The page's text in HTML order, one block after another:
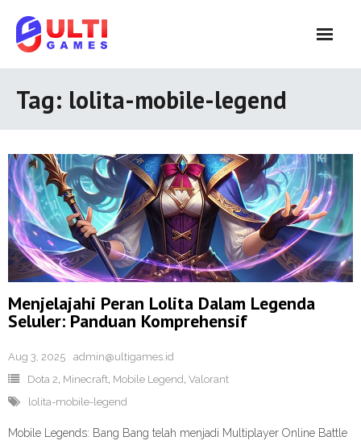
content
Tag: lolita-mobile-legend
Menjelajahi Peran Lolita Dalam Legenda
Seluler: Panduan Komprehensif
Aug 3, 2025
admin@ultigames.id
Dota 2 Minecraft Mobile Legend Valorant
lolita-mobile-legend
Mobile Legends: Bang Bang telah menjadi Multiplayer Online Battle